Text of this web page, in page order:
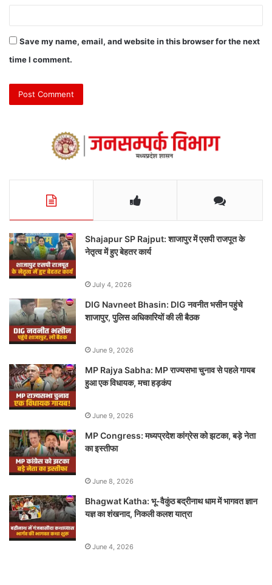
Save my name, email, and website in this browser for the next
time I comment.
Shajapur SP Rajput: शाजापुर में एसपी राजपूत के
नेतृत्व में हुए बेहतर कार्य
July 4, 2026
DIG Navneet Bhasin: DIG नवनीत भसीन पहुंचे
शाजापुर, पुलिस अधिकारियों की ली बैठक
June 9, 2026
MP Rajya Sabha: MP राज्यसभा चुनाव से पहले गायब
हुआ एक विधायक, मचा हड़कंप
June 9, 2026
MP Congress: मध्यप्रदेश कांग्रेस को झटका, बड़े नेता
का इस्तीफा
June 8, 2026
Bhagwat Katha: भू-वैकुंठ बद्रीनाथ धाम में भागवत ज्ञान
यज्ञ का शंखनाद, निकली कलश यात्रा
June 4, 2026